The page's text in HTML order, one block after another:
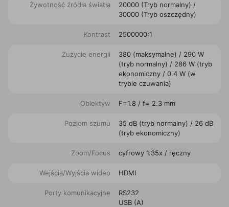
Żywotność źródła światła
20000 (Tryb normalny) /
30000 (Tryb oszczędny)
Kontrast 2500000:1
Zużycie energii
380 (maksymalne) / 290 W
(tryb normalny) / 286 W (tryb
ekonomiczny / 0.4 W (w
trybie czuwania)
Obiektyw F=1.8 / f= 2.3 mm
Poziom szumu
35 dB (tryb normalny) / 26 dB
(tryb ekonomiczny)
Zoom/Focus cyfrowy 1.35x / ręczny
Wejścia/Wyjścia wideo HDMI
Porty komunikacyjne
RS232
USB (A)